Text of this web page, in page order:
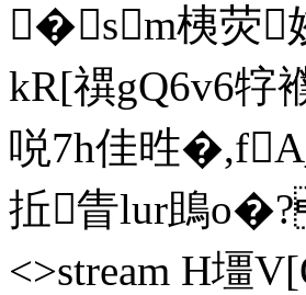
�sm桋荧
kR[禩gQ6v6牸
哾7h佳甠
拞眚lur鴡
<>stream H